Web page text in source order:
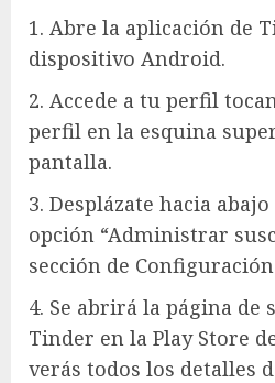
1. Abre la aplicación de
dispositivo Android.
2. Accede a tu perfil
perfil en la esquina
pantalla.
3. Desplázate hacia
opción “Administrar
sección de
4. Se abrirá la página de
Tinder en la Play Store
verás todos los detalles